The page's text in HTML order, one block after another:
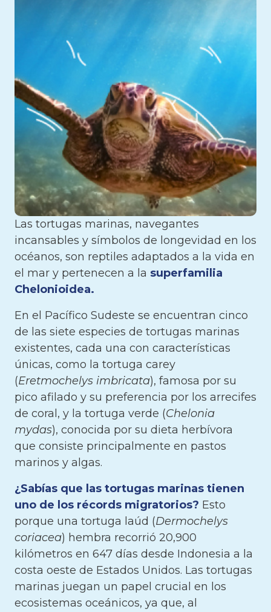
Las tortugas marinas, navegantes
incansables y símbolos de longevidad en los
océanos, son reptiles adaptados a la vida en
el mar y pertenecen a la superfamilia
Chelonioidea.
En el Pacífico Sudeste se encuentran cinco
de las siete especies de tortugas marinas
existentes, cada una con características
únicas, como la tortuga carey
(Eretmochelys imbricata), famosa por su
pico afilado y su preferencia por los arrecifes
de coral, y la tortuga verde (Chelonia
mydas), conocida por su dieta herbívora
que consiste principalmente en pastos
marinos y algas.
¿Sabías que las tortugas marinas tienen
uno de los récords migratorios? Esto
porque una tortuga laúd (Dermochelys
coriacea) hembra recorrió 20,900
kilómetros en 647 días desde Indonesia a la
costa oeste de Estados Unidos. Las tortugas
marinas juegan un papel crucial en los
ecosistemas oceánicos, ya que, al